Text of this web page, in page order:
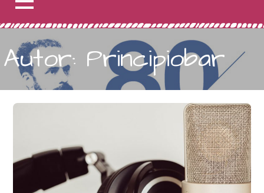
Autor: Principiobar